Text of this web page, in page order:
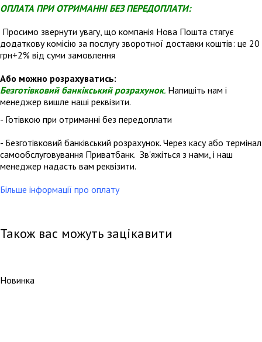
ОПЛАТА ПРИ ОТРИМАННІ БЕЗ ПЕРЕДОПЛАТИ:
Просимо звернути увагу, що компанія Нова Пошта стягує
додаткову комісію за послугу зворотної доставки коштів: це 20
грн+2% від суми замовлення
Або можно розрахуватись:
Безготівковий банкікський розрахунок. Напишіть нам і
менеджер вишле наші реквізити.
- Готівкою при отриманні без передоплати
- Безготівковий банківський розрахунок. Через касу або термінал
самообслуговування Приватбанк. Зв'яжіться з нами, і наш
менеджер надасть вам реквізити.
Більше інформації про оплату
Також вас можуть зацікавити
Новинка